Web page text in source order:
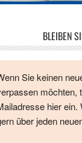
BLEIBEN
Sie keinen
möchten,
hier ein.
über jeden